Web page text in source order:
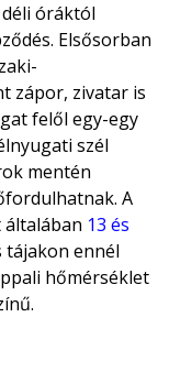
óráktól
Elsősorban
zápor, zivatar is
felől egy-egy
szél
mentén
A
általában 13 és
tájakon ennél
hőmérséklet